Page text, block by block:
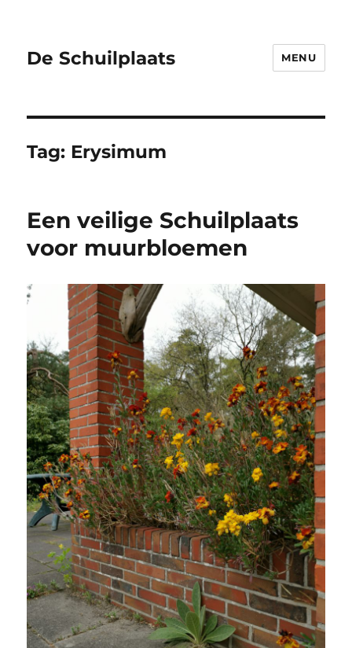
De Schuilplaats MENU
Tag: Erysimum
Een veilige Schuilplaats
voor muurbloemen